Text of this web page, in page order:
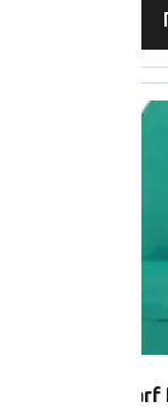
Original Scarf